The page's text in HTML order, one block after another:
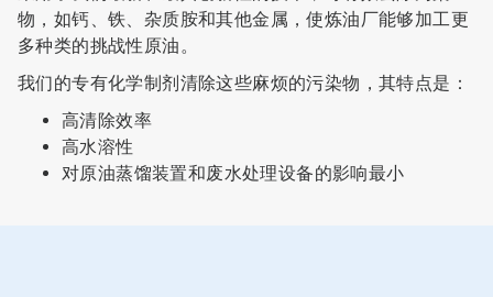
物，如钙、铁、杂质胺和其他金属，使炼油厂能够加工更
多种类的挑战性原油。
我们的专有化学制剂清除这些麻烦的污染物，其特点是：
高清除效率
高水溶性
对原油蒸馏装置和废水处理设备的影响最小